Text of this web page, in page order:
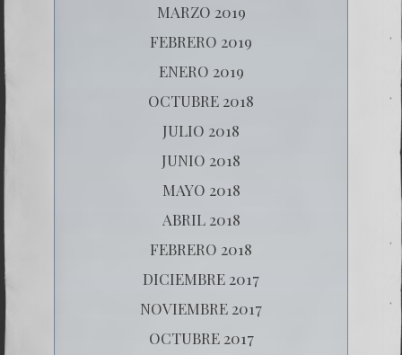
MARZO 2019
FEBRERO 2019
ENERO 2019
OCTUBRE 2018
JULIO 2018
JUNIO 2018
MAYO 2018
ABRIL 2018
FEBRERO 2018
DICIEMBRE 2017
NOVIEMBRE 2017
OCTUBRE 2017